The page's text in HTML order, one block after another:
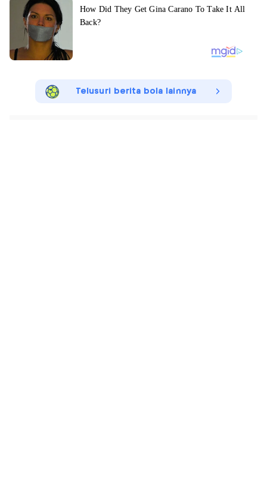
Telusuri berita bola lainnya